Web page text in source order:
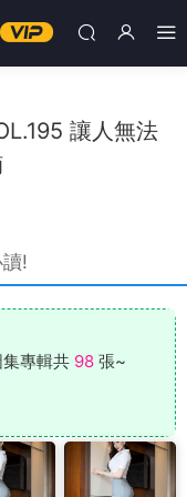
讓人無法
!
專輯共 98張~